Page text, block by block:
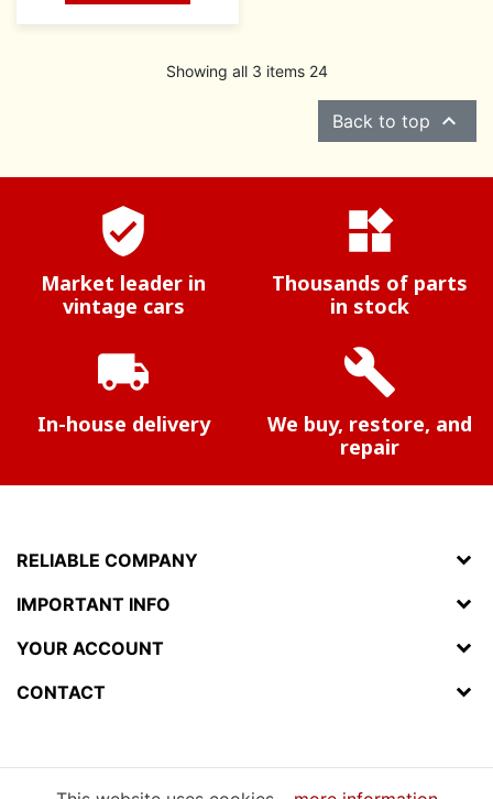
Showing all 3 items 24
Back to top 
verified_user
Market leader in
vintage cars
widgets
Thousands of parts
in stock
local_shipping
In-house delivery
build
We buy, restore, and
repair
RELIABLE COMPANY
IMPORTANT INFO
YOUR ACCOUNT
CONTACT